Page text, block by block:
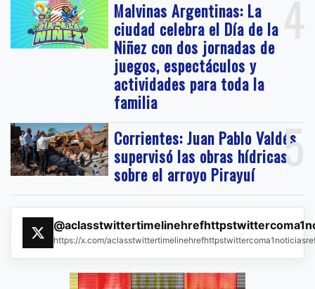
4
Malvinas Argentinas: La
ciudad celebra el Día de la
Niñez con dos jornadas de
juegos, espectáculos y
actividades para toda la
familia
5
Corrientes: Juan Pablo Valdés
supervisó las obras hídricas
sobre el arroyo Pirayuí
https://x.com/